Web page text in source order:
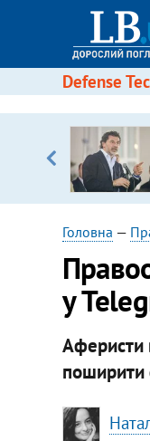
Defense
Головна —
у
Аферисти
поширити